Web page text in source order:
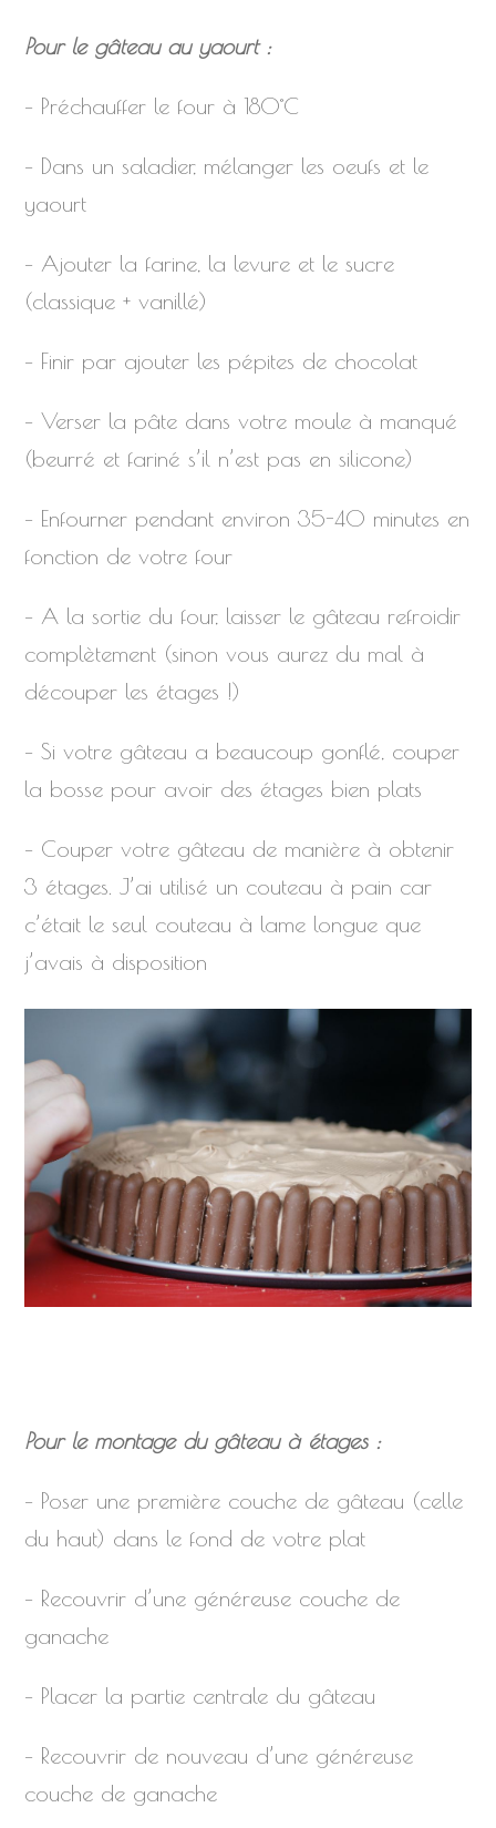
Pour le gâteau au yaourt :
– Préchauffer le four à 180°C
– Dans un saladier, mélanger les oeufs et le
yaourt
– Ajouter la farine, la levure et le sucre
(classique + vanillé)
– Finir par ajouter les pépites de chocolat
– Verser la pâte dans votre moule à manqué
(beurré et fariné s’il n’est pas en silicone)
– Enfourner pendant environ 35-40 minutes en
fonction de votre four
– A la sortie du four, laisser le gâteau refroidir
complètement (sinon vous aurez du mal à
découper les étages !)
– Si votre gâteau a beaucoup gonflé, couper
la bosse pour avoir des étages bien plats
– Couper votre gâteau de manière à obtenir
3 étages. J’ai utilisé un couteau à pain car
c’était le seul couteau à lame longue que
j’avais à disposition
Pour le montage du gâteau à étages :
– Poser une première couche de gâteau (celle
du haut) dans le fond de votre plat
– Recouvrir d’une généreuse couche de
ganache
– Placer la partie centrale du gâteau
– Recouvrir de nouveau d’une généreuse
couche de ganache